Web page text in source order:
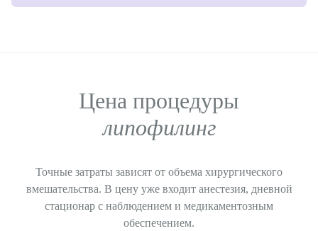
Цена процедуры
липофилинг
Точные затраты зависят от объема хирургического
вмешательства. В цену уже входит анестезия, дневной
стационар с наблюдением и медикаментозным
обеспечением.